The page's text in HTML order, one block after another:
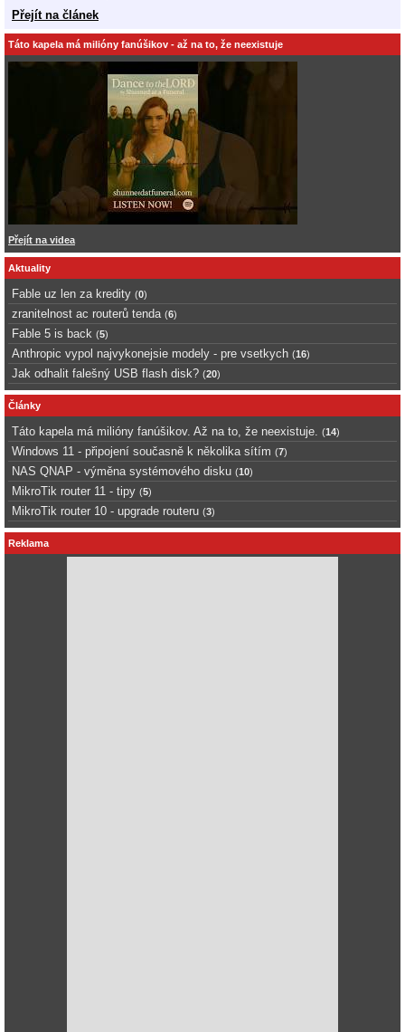
Přejít na článek
Táto kapela má milióny fanúšikov - až na to, že neexistuje
Přejít na videa
Aktuality
Fable uz len za kredity (0)
zranitelnost ac routerů tenda (6)
Fable 5 is back (5)
Anthropic vypol najvykonejsie modely - pre vsetkych (16)
Jak odhalit falešný USB flash disk? (20)
Články
Táto kapela má milióny fanúšikov. Až na to, že neexistuje. (14)
Windows 11 - připojení současně k několika sítím (7)
NAS QNAP - výměna systémového disku (10)
MikroTik router 11 - tipy (5)
MikroTik router 10 - upgrade routeru (3)
Reklama